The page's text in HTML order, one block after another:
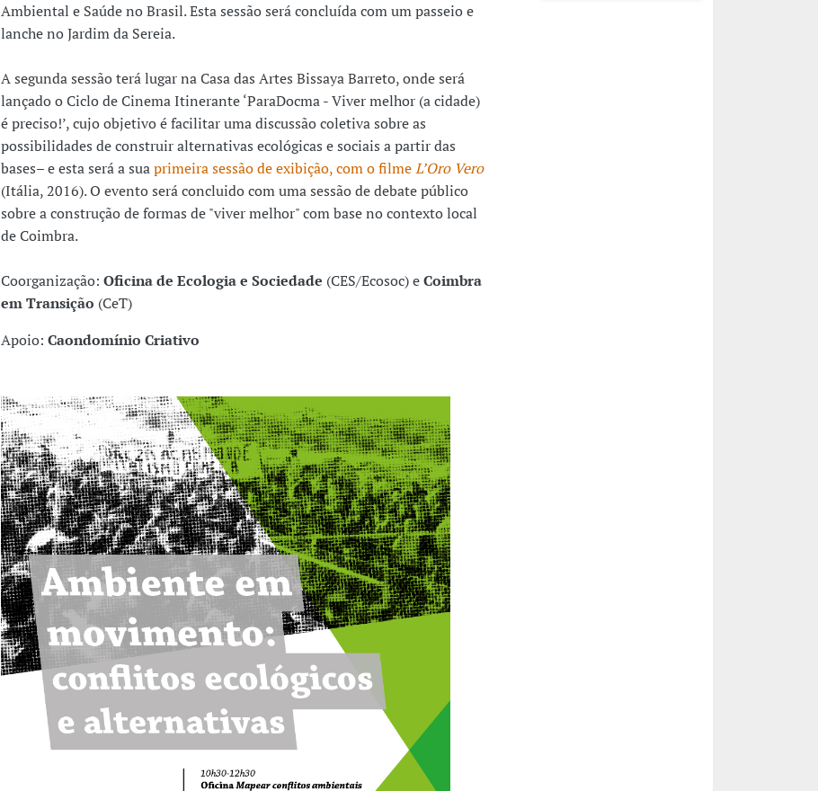
Ambiental e Saúde no Brasil. Esta sessão será concluída com um passeio e
lanche no Jardim da Sereia.
A segunda sessão terá lugar na Casa das Artes Bissaya Barreto, onde será
lançado o Ciclo de Cinema Itinerante ‘ParaDocma - Viver melhor (a cidade)
é preciso!’, cujo objetivo é facilitar uma discussão coletiva sobre as
possibilidades de construir alternativas ecológicas e sociais a partir das
bases– e esta será a suaprimeira sessão de exibição, com o filmeL’Oro Vero
(Itália, 2016). O evento será concluido com uma sessão de debate público
sobre a construção de formas de "viver melhor" com base no contexto local
de Coimbra.
Coorganização: Oficina de Ecologia e Sociedade (CES/Ecosoc) eCoimbra
em Transição (CeT)
Apoio: Caondomínio Criativo